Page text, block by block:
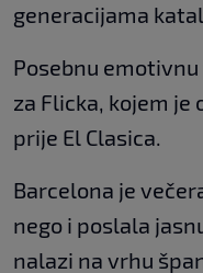
generacijama
Posebnu
za Flicka, kojem je
prije El Clasica.
Barcelona je
nego i poslala
nalazi na vrhu